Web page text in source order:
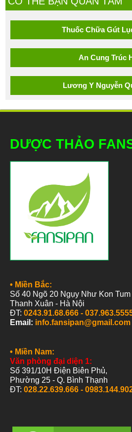
Thuốc Chữa Gút
An Cung Trúc
Lương Y Nguyễn
DƯỢC THẢO
• Miền Bắc:
Số 40 Ngõ 20 Ngụy Như Kon Tum
Thanh Xuân - Hà Nội
ĐT: 0243.91.68.666 -
Email: info.fansipan@gmail.com
• Miền Nam:
Văn phòng đại diện 1:
Số 391/10H Điện Biên Phủ,
Phường 25 - Q. Bình Thạnh
ĐT: 028.22.639.666 -